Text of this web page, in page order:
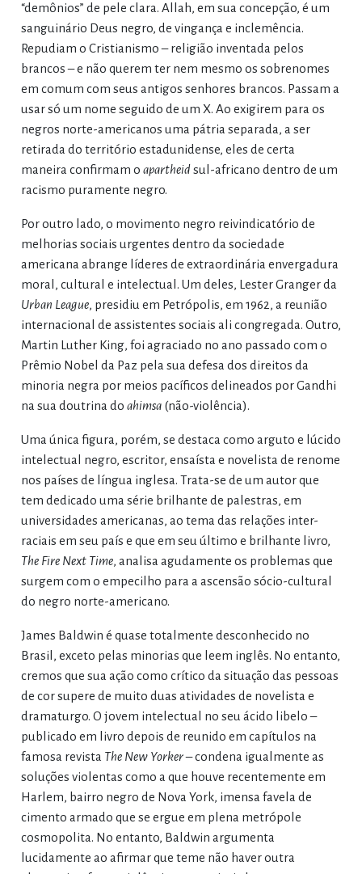
“demônios” de pele clara. Allah, em sua concepção, é um
sanguinário Deus negro, de vingança e inclemência.
Repudiam o Cristianismo – religião inventada pelos
brancos – e não querem ter nem mesmo os sobrenomes
em comum com seus antigos senhores brancos. Passam a
usar só um nome seguido de um X. Ao exigirem para os
negros norte-americanos uma pátria separada, a ser
retirada do território estadunidense, eles de certa
maneira confirmam o apartheidsul-africano dentro de um
racismo puramente negro.
Por outro lado, o movimento negro reivindicatório de
melhorias sociais urgentes dentro da sociedade
americana abrange líderes de extraordinária envergadura
moral, cultural e intelectual. Um deles, Lester Granger da
Urban League, presidiu em Petrópolis, em 1962, a reunião
internacional de assistentes sociais ali congregada. Outro,
Martin Luther King, foi agraciado no ano passado com o
Prêmio Nobel da Paz pela sua defesa dos direitos da
minoria negra por meios pacíficos delineados por Gandhi
na sua doutrina do ahimsa(não-violência).
Uma única figura, porém, se destaca como arguto e lúcido
intelectual negro, escritor, ensaísta e novelista de renome
nos países de língua inglesa. Trata-se de um autor que
tem dedicado uma série brilhante de palestras, em
universidades americanas, ao tema das relações inter-
raciais em seu país e que em seu último e brilhante livro,
The Fire Next Time, analisa agudamente os problemas que
surgem com o empecilho para a ascensão sócio-cultural
do negro norte-americano.
James Baldwin é quase totalmente desconhecido no
Brasil, exceto pelas minorias que leem inglês. No entanto,
cremos que sua ação como crítico da situação das pessoas
de cor supere de muito duas atividades de novelista e
dramaturgo. O jovem intelectual no seu ácido libelo –
publicado em livro depois de reunido em capítulos na
famosa revista The New Yorker– condena igualmente as
soluções violentas como a que houve recentemente em
Harlem, bairro negro de Nova York, imensa favela de
cimento armado que se ergue em plena metrópole
cosmopolita. No entanto, Baldwin argumenta
lucidamente ao afirmar que teme não haver outra